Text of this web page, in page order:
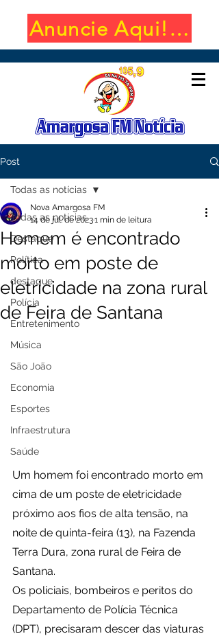
Anuncie Aqui!
Post
Todas as notícias
Destaque
Política
destaque
Polícia
Entretenimento
Música
São João
Economia
Esportes
Infraestrutura
Saúde
Todas as notícias
Homem é encontrado
morto em poste de
eletricidade na zona rural
de Feira de Santana
Nova Amargosa FM
14 de jul. de 20231 min de leitura
Um homem foi encontrado morto em
cima de um poste de eletricidade
próximo aos fios de alta tensão, na
noite de quinta-feira (13), na Fazenda
Terra Dura, zona rural de Feira de
Santana.
Os policiais, bombeiros e peritos do
Departamento de Polícia Técnica
(DPT), precisaram descer das viaturas